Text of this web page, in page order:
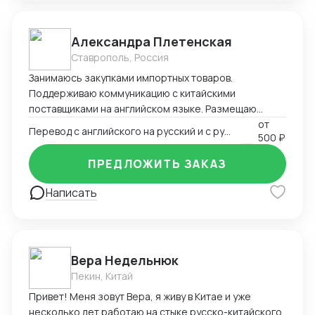
Александра Плетенская
Ставрополь, Россия
Занимаюсь закупками импортных товаров.
Поддерживаю коммуникацию с китайскими
поставщиками на английском языке. Размещаю
Контролирую платежи поставщикам. Занимаюсь
поиском поставщиков. В том числе, российских для
тендеров. Занимаюсь переводом презентаций,
документов, инструкций
Перевод с английского на русский и с русского на английский
от
500 ₽
Написать
ПРЕДЛОЖИТЬ ЗАКАЗ
Вера Недельнюк
Пекин, Китай
Привет! Меня зовут Вера, я живу в Китае и уже
несколько лет работаю на стыке русско-китайского